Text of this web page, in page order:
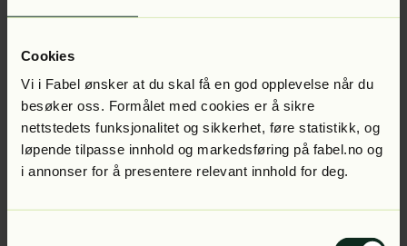
Cookies
Vi i Fabel ønsker at du skal få en god opplevelse når du
besøker oss. Formålet med cookies er å sikre
nettstedets funksjonalitet og sikkerhet, føre statistikk, og
løpende tilpasse innhold og markedsføring på fabel.no og
i annonser for å presentere relevant innhold for deg.